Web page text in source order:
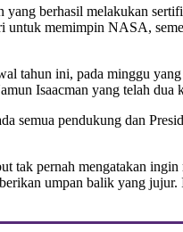
yang berhasil melakukan
untuk memimpin NASA,
tahun ini, pada minggu
Isaacman yang telah
semua pendukung dan
tak pernah mengatakan
umpan balik yang